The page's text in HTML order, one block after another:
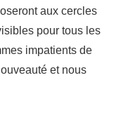
aux cercles
pour tous les
impatients de
et nous